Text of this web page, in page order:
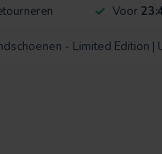
Voor
- Limited Edition |